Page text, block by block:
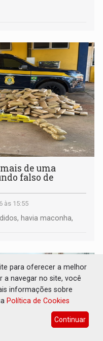
de uma
falso de
às 15:55
havia maconha,
para oferecer a melhor
a navegar no site, você
informações sobre
Política de Cookies
Continuar